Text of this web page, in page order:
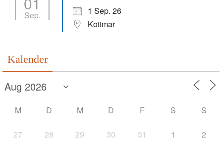
Sep.
1 Sep. 26
Kottmar
Kalender
M D M D F S S
27 28 29 30 31 1 2